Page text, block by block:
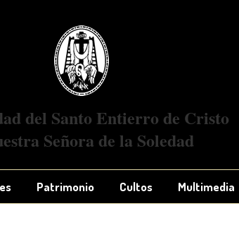
del Santo Entierro de Cristo
Señora de la Soledad
Patrimonio Cultos Multimedia